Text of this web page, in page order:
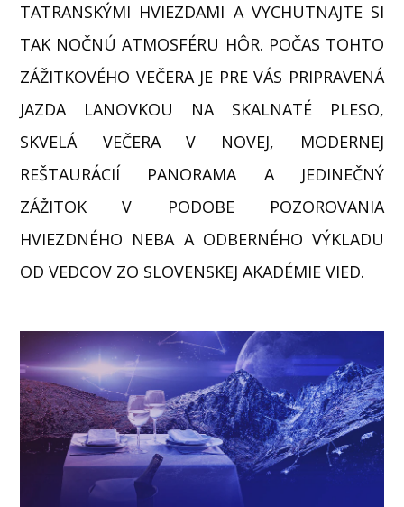
TATRANSKÝMI HVIEZDAMI A VYCHUTNAJTE SI
TAK NOČNÚ ATMOSFÉRU HÔR. POČAS TOHTO
ZÁŽITKOVÉHO VEČERA JE PRE VÁS PRIPRAVENÁ
JAZDA LANOVKOU NA SKALNATÉ PLESO,
SKVELÁ VEČERA V NOVEJ, MODERNEJ
REŠTAURÁCIÍ PANORAMA A JEDINEČNÝ
ZÁŽITOK V PODOBE POZOROVANIA
HVIEZDNÉHO NEBA A ODBERNÉHO VÝKLADU
OD VEDCOV ZO SLOVENSKEJ AKADÉMIE VIED.